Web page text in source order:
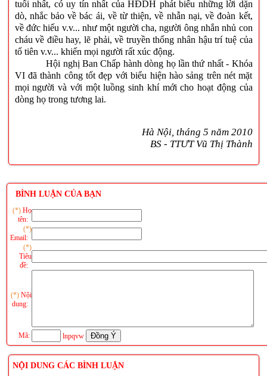
tuổi nhất, có uy tín nhất của HĐDH phát biểu những lời dặn
dò, nhắc bảo về bác ái, về từ thiện, về nhẫn nại, về đoàn kết,
về đức hiếu v.v... như một người cha, người ông nhắn nhủ con
cháu về điều hay, lẽ phải, về truyền thống nhân hậu trí tuệ của
tổ tiên v.v... khiến mọi người rất xúc động.
Hội nghị Ban Chấp hành dòng họ lần thứ nhất - Khóa
VI đã thành công tốt đẹp với biểu hiện hào sảng trên nét mặt
mọi người và với một luồng sinh khí mới cho hoạt động của
dòng họ trong tương lai.
Hà Nội, tháng 5 năm 2010
BS - TTƯT Vũ Thị Thành
BÌNH LUẬN CỦA BẠN
(*) Họ
tên:
(*)
Email:
(*)
Tiêu
đề:
(*) Nội
dung:
Mã: lnpqvw
NỘI DUNG CÁC BÌNH LUẬN